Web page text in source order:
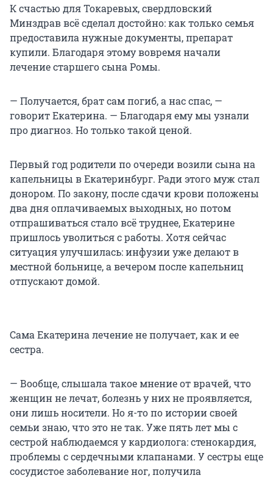
К счастью для Токаревых, свердловский
Минздрав всё сделал достойно: как только семья
предоставила нужные документы, препарат
купили. Благодаря этому вовремя начали
лечение старшего сына Ромы.
— Получается, брат сам погиб, а нас спас, —
говорит Екатерина. — Благодаря ему мы узнали
про диагноз. Но только такой ценой.
Первый год родители по очереди возили сына на
капельницы в Екатеринбург. Ради этого муж стал
донором. По закону, после сдачи крови положены
два дня оплачиваемых выходных, но потом
отпрашиваться стало всё труднее, Екатерине
пришлось уволиться с работы. Хотя сейчас
ситуация улучшилась: инфузии уже делают в
местной больнице, а вечером после капельниц
отпускают домой.
Сама Екатерина лечение не получает, как и ее
сестра.
— Вообще, слышала такое мнение от врачей, что
женщин не лечат, болезнь у них не проявляется,
они лишь носители. Но я-то по истории своей
семьи знаю, что это не так. Уже пять лет мы с
сестрой наблюдаемся у кардиолога: стенокардия,
проблемы с сердечными клапанами. У сестры еще
сосудистое заболевание ног, получила